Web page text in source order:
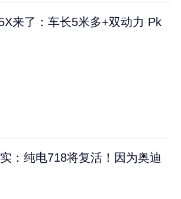
来了：车长5米多+双动力 Pk
：纯电718将复活！因为奥迪